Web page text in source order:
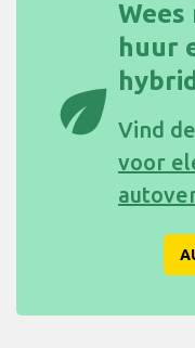
eco
huur
Vind de
voor